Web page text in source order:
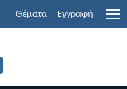
Θέματα Εγγραφή